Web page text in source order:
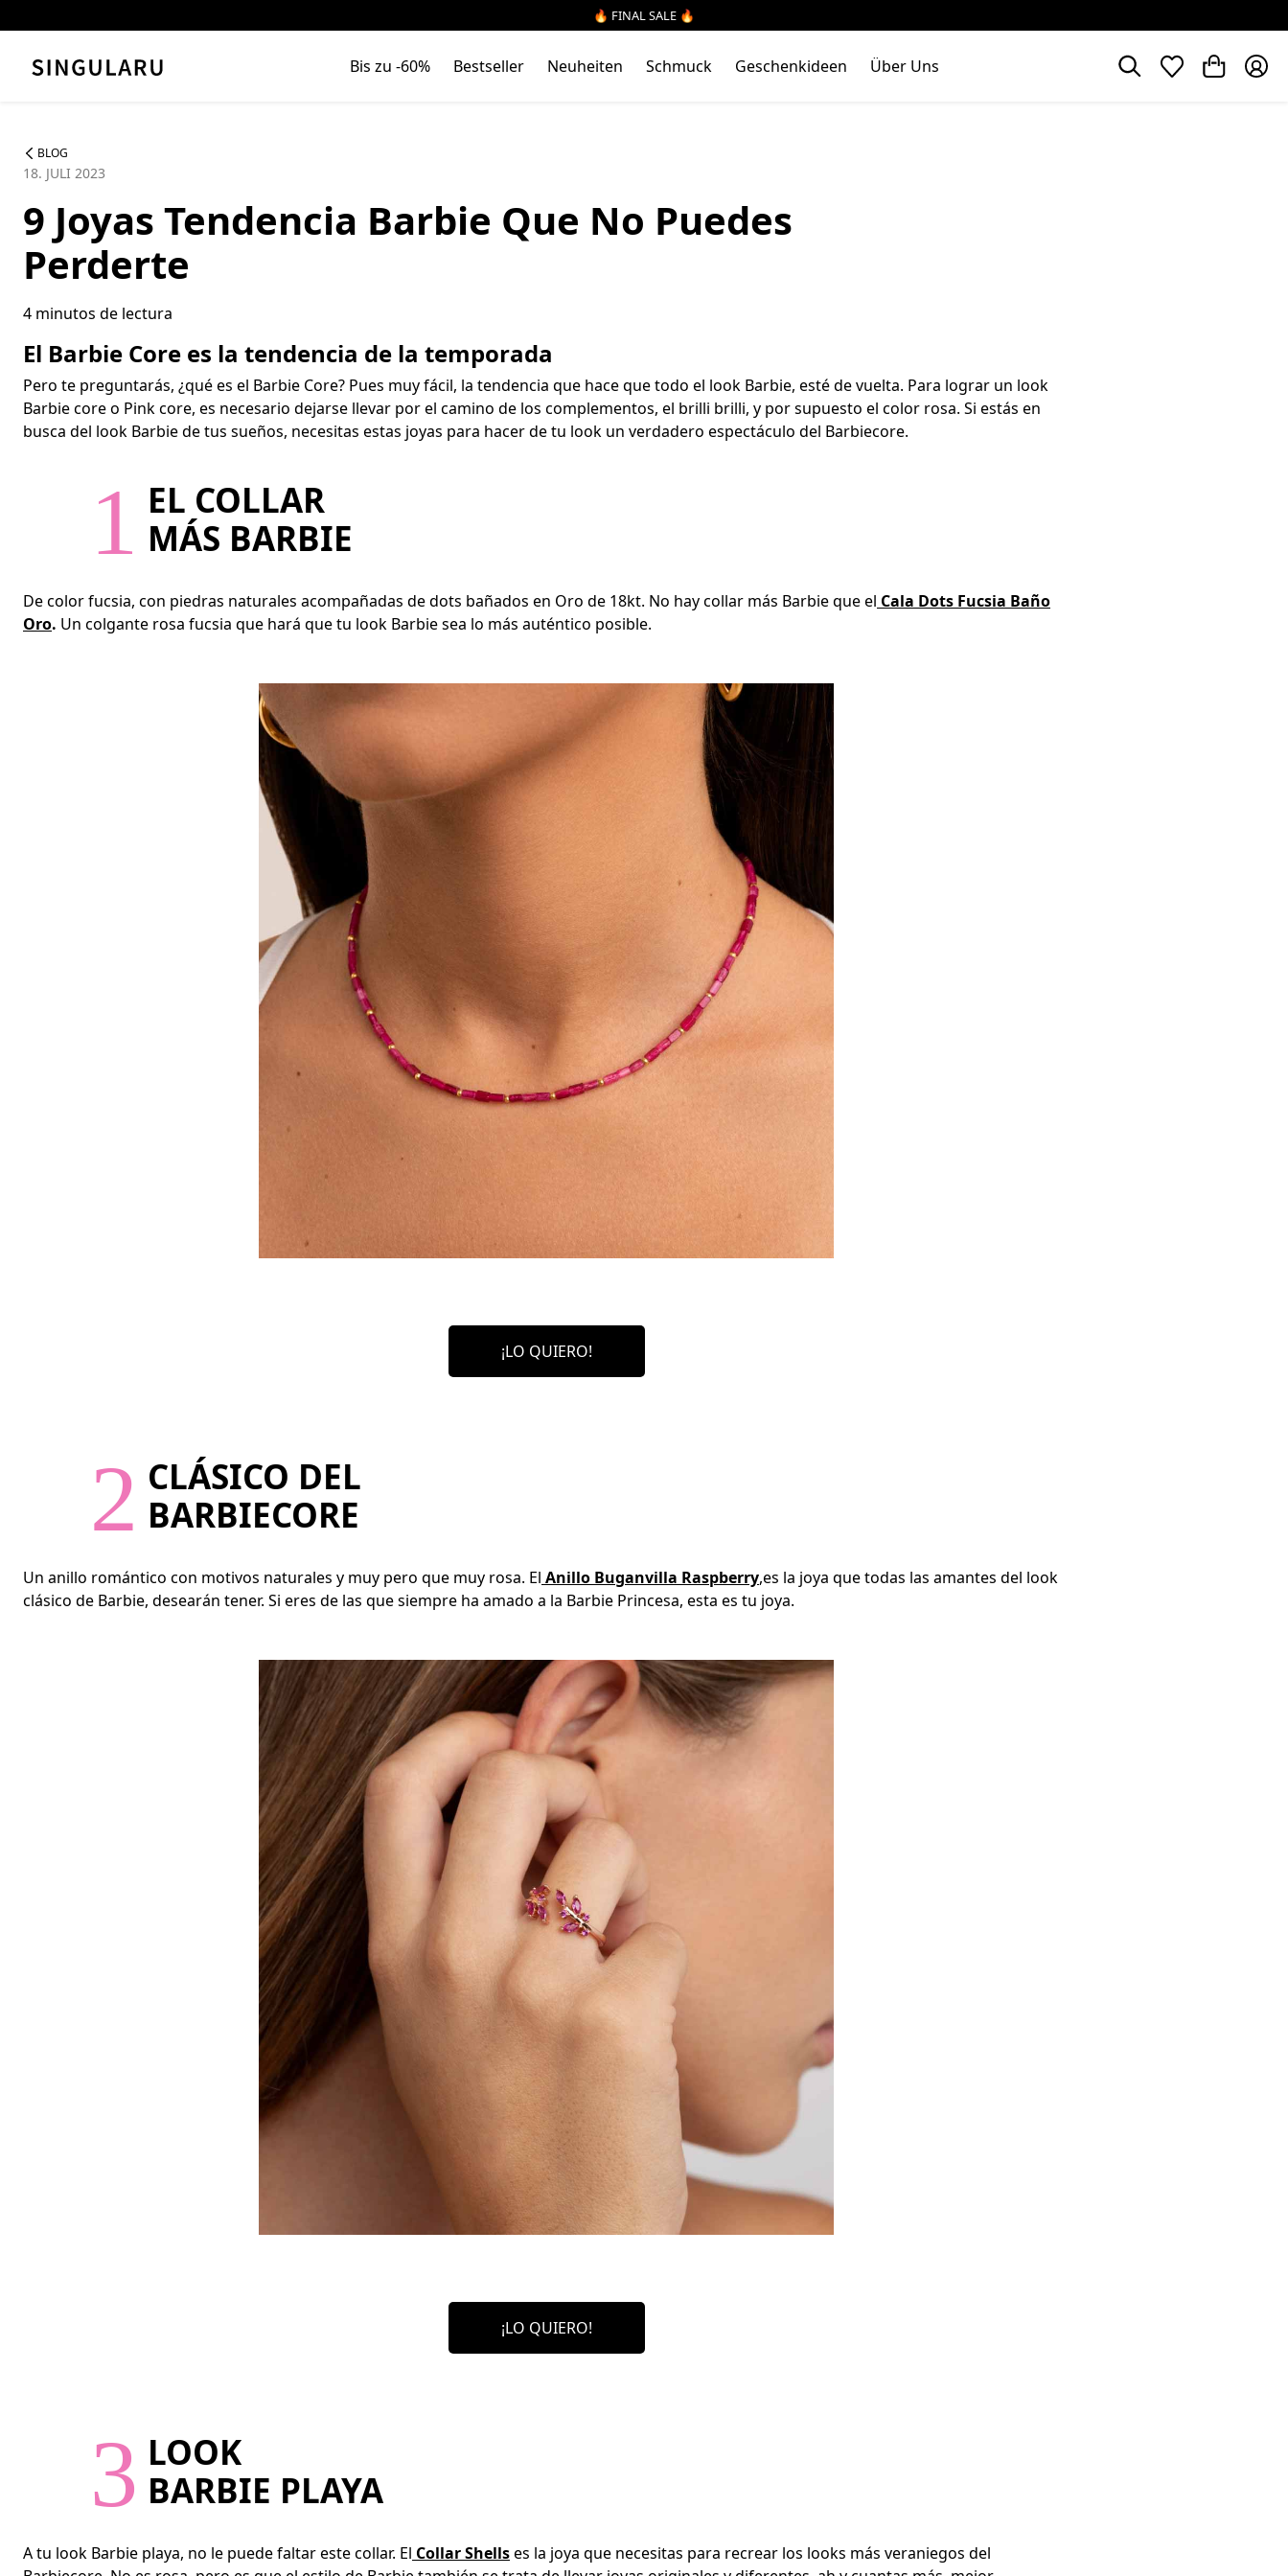
🔥 FINAL SALE 🔥
Bis zu -60% Bestseller Neuheiten Schmuck Geschenkideen Über Uns
BLOG
18. JULI 2023
9 Joyas Tendencia Barbie Que No Puedes
Perderte
4 minutos de lectura
El Barbie Core es la tendencia de la temporada
Pero te preguntarás, ¿qué es el Barbie Core? Pues muy fácil, la tendencia que hace que todo el look Barbie, esté de vuelta. Para lograr un look
Barbie core o Pink core, es necesario dejarse llevar por el camino de los complementos, el brilli brilli, y por supuesto el color rosa. Si estás en
busca del look Barbie de tus sueños, necesitas estas joyas para hacer de tu look un verdadero espectáculo del Barbiecore.
1 EL COLLAR
MÁS BARBIE
De color fucsia, con piedras naturales acompañadas de dots bañados en Oro de 18kt. No hay collar más Barbie que el Cala Dots Fucsia Baño
Oro. Un colgante rosa fucsia que hará que tu look Barbie sea lo más auténtico posible.
¡LO QUIERO!
2 CLÁSICO DEL
BARBIECORE
Un anillo romántico con motivos naturales y muy pero que muy rosa. El Anillo Buganvilla Raspberry,es la joya que todas las amantes del look
clásico de Barbie, desearán tener. Si eres de las que siempre ha amado a la Barbie Princesa, esta es tu joya.
¡LO QUIERO!
3 LOOK
BARBIE PLAYA
A tu look Barbie playa, no le puede faltar este collar. El Collar Shellses la joya que necesitas para recrear los looks más veraniegos del